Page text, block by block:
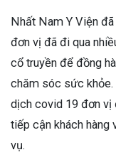
Nhất Nam Y Viện
đơn vị đã đi qua
cổ truyền để đồng
chăm sóc sức
dịch covid 19 đơn vị
tiếp cận khách hàng
vụ.